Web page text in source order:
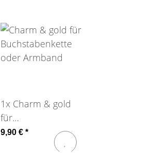
1x Charm & gold
für
Buchstabenkette
oder Armband
9,90 € *